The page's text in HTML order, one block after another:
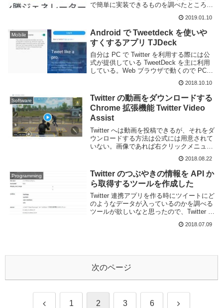
で簡単に実装できるものを調べたところ、
実装できて良かったので紹介しよう。
Shar...
2019.01.10
Mobile
Android で Tweetdeck を使いや
すくするアプリ TJDeck
自分は PC で Twitter を利用する際には公
式が提供している TweetDeck を主に利用
している。Web ブラウザで動くので PC
環境に依存する事なく利用できるので便利
だ。一応 TweetDeck はモバイルの Web ブ
ラウ...
2018.10.10
Software
Twitter の動画をダウンロードする
Chrome 拡張機能 Twitter Video
Assist
Twitter へは動画を投稿できるが、それをダ
ウンロードする方法は公式には用意されて
いない。画像であれば右クリックメニュー
った方法も取れない。-- 2020-07-05 追記動
画をダウンロードするツー...
2018.08.22
Programming
Twitter のつぶやきの情報を API か
ら取得するツールを作成した
Twitter 連携アプリを作る時にツイートにど
のようなデータが入っているのかを調べる
ツールが欲しいなと思ったので、Twitter の
JSON を整形して表示する Web アプリを
2018.07.09
次のページ
前 1 2 3 6 次